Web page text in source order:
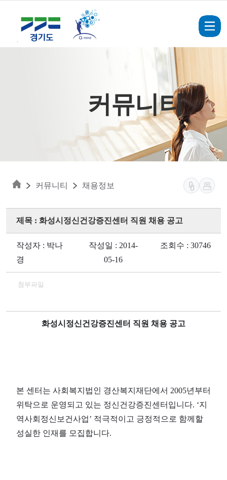
커뮤니티
커뮤니티 채용정보
제목 : 화성시정신건강증진센터 직원 채용 공고
작성자 : 박나
경
작성일 : 2014-
05-16
조회수 : 30746
첨부파일
화성시정신건강증진센터 직원 채용 공고
본 센터는 사회복지법인 경산복지재단에서 2005년부터
위탁으로 운영되고 있는 정신건강증진센터입니다. ‘지
역사회정신보건사업’ 적극적이고 긍정적으로 함께할
성실한 인재를 모집합니다.